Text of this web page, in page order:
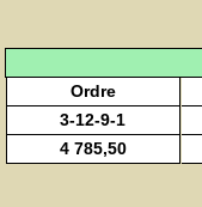
Ordre
3-12-9-1
4 785,50